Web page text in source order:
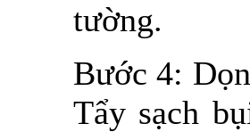
tường.
Bước 4:
Tẩy sạch